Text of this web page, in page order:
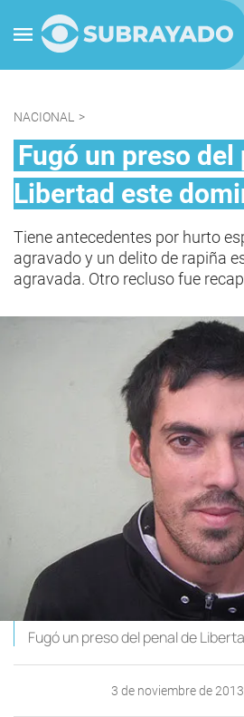
NACIONAL >
Fugó un preso del
Libertad este
Tiene antecedentes por hurto
agravado y un delito de rapiña
agravada. Otro recluso fue
Fugó un preso del penal de
3 de noviembre de